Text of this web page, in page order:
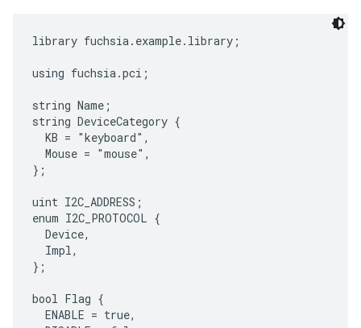
library fuchsia.example.library;
using fuchsia.pci;
string Name;
string DeviceCategory {
  KB = "keyboard",
  Mouse = "mouse",
};
uint I2C_ADDRESS;
enum I2C_PROTOCOL {
  Device,
  Impl,
};
bool Flag {
  ENABLE = true,